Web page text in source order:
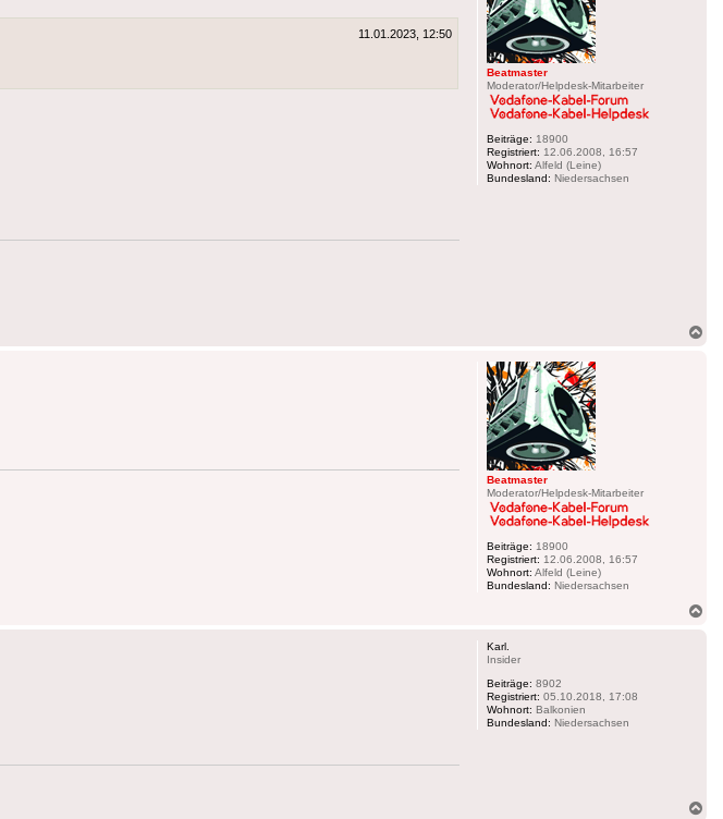
Beatmaster
Moderator/Helpdesk-Mitarbeiter
Beiträge: 18900
Registriert: 12.06.2008, 16:57
Wohnort: Alfeld (Leine)
Bundesland: Niedersachsen
11.01.2023, 12:50
Beatmaster
Moderator/Helpdesk-Mitarbeiter
Beiträge: 18900
Registriert: 12.06.2008, 16:57
Wohnort: Alfeld (Leine)
Bundesland: Niedersachsen
Karl.
Insider
Beiträge: 8902
Registriert: 05.10.2018, 17:08
Wohnort: Balkonien
Bundesland: Niedersachsen